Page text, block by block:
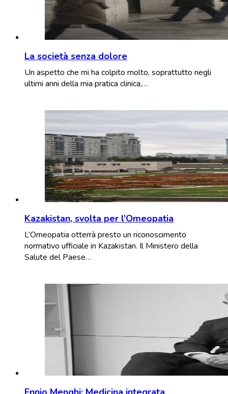
La società senza dolore
Un aspetto che mi ha colpito molto, soprattutto negli
ultimi anni della mia pratica clinica,…
Kazakistan, svolta per l’Omeopatia
L’Omeopatia otterrà presto un riconoscimento
normativo ufficiale in Kazakistan. Il Ministero della
Salute del Paese…